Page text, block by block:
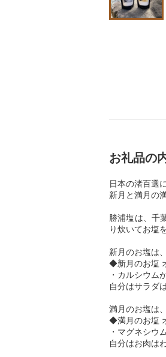
お礼品の
日本の渚百選
新月と満月の
勝浦塩は、千
り炊いてお塩
新月のお塩は
◆新月のお塩
・カルシウム
自分はサラダ
満月のお塩は
◆満月のお塩
・マグネシウ
自分はお肉は